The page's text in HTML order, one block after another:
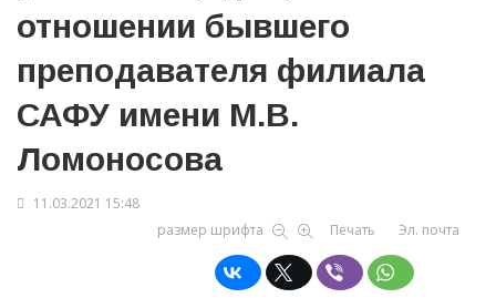
отношении бывшего
преподавателя филиала
САФУ имени М.В.
Ломоносова
11.03.2021 15:48
размер шрифта
Печать Эл. почта